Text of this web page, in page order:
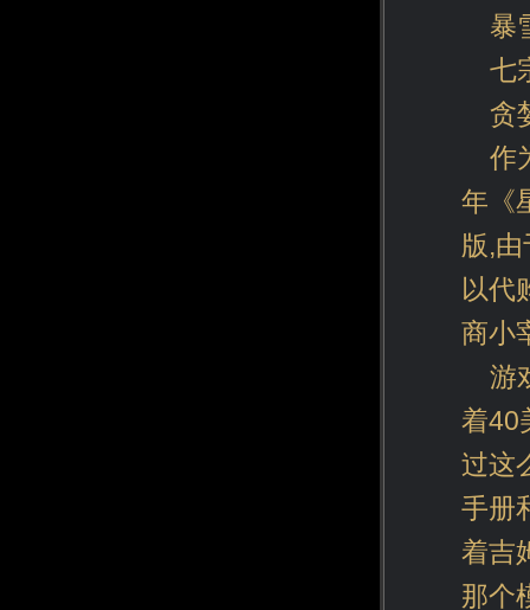
暴
七
贪
作
年《
版,
以代
商小
游
着40
过这
手册
着吉
那个